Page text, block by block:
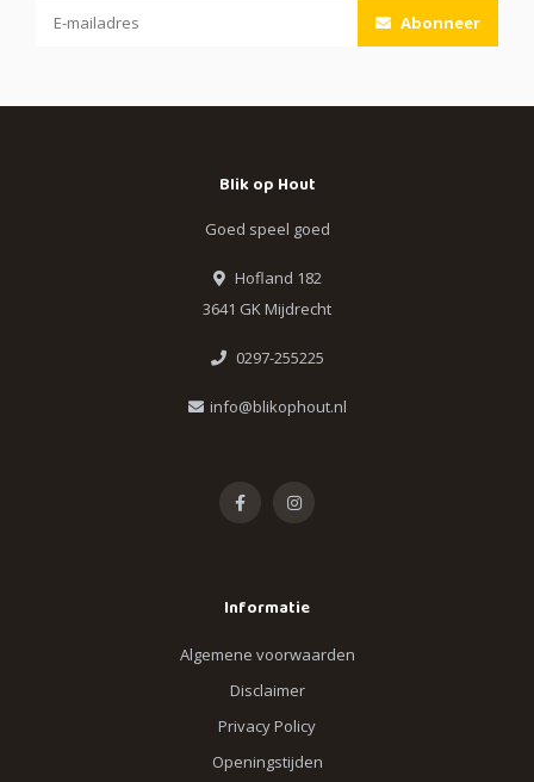
Abonneer
Blik op Hout
Goed speel goed
Hofland 182
3641 GK Mijdrecht
0297-255225
info@blikophout.nl
Informatie
Algemene voorwaarden
Disclaimer
Privacy Policy
Openingstijden